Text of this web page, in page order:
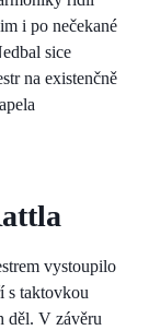
i po nečekané
sice
na existenčně
vystoupilo
s taktovkou
děl. V závěru